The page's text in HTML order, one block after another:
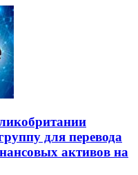
для перевода
активов на